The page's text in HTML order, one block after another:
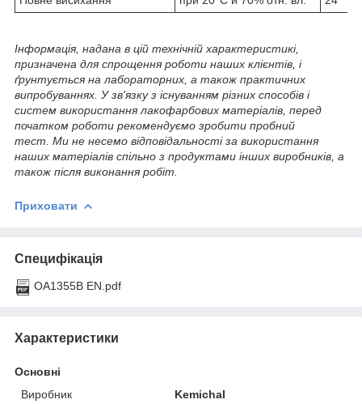
Інформація, надана в цій технічній характеристикі,
призначена для спрощення роботи наших клієнтів, і
ґрунтується на лабораторних, а також практичних
випробуваннях. У зв'язку з існуванням різних способів і
систем використання лакофарбових матеріалів, перед
початком роботи рекомендуємо зробити пробний
тест. Ми не несемо відповідальності за використання
наших матеріалів спільно з продуктами інших виробників, а
також після виконання робіт.
Приховати
Специфікація
OA1355B EN.pdf
Характеристики
Основні
Виробник
Kemichal